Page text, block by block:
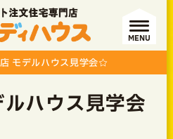
MENU
モデルハウス見学会☆
ハウス見学会